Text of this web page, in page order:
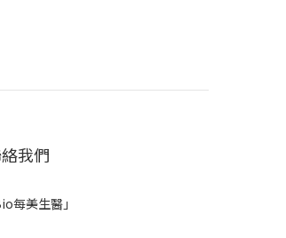
我們
每美生醫」